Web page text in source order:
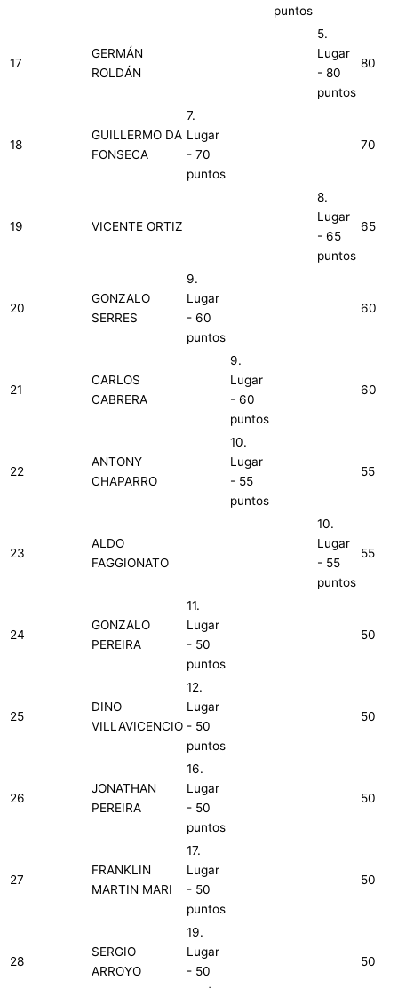
puntos
17
GERMÁN
ROLDÁN
5.
Lugar
- 80
puntos
80
18
GUILLERMO DA
FONSECA
7.
Lugar
- 70
puntos
70
19 VICENTE ORTIZ
8.
Lugar
- 65
puntos
65
20
GONZALO
SERRES
9.
Lugar
- 60
puntos
60
21
CARLOS
CABRERA
9.
Lugar
- 60
puntos
60
22
ANTONY
CHAPARRO
10.
Lugar
- 55
puntos
55
23
ALDO
FAGGIONATO
10.
Lugar
- 55
puntos
55
24
GONZALO
PEREIRA
11.
Lugar
- 50
puntos
50
25
DINO
VILLAVICENCIO
12.
Lugar
- 50
puntos
50
26
JONATHAN
PEREIRA
16.
Lugar
- 50
puntos
50
27
FRANKLIN
MARTIN MARI
17.
Lugar
- 50
puntos
50
28
SERGIO
ARROYO
19.
Lugar
- 50
50